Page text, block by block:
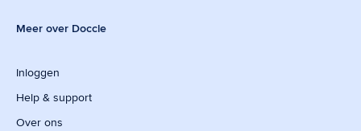
Meer over Doccle
Inloggen
Help & support
Over ons